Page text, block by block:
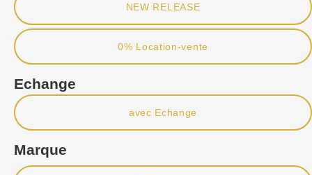
NEW RELEASE
0% Location-vente
Echange
avec Echange
Marque